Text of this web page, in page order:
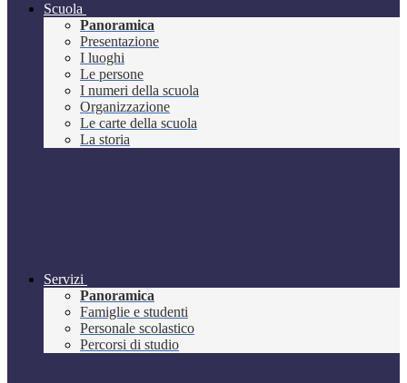
Scuola
Panoramica
Presentazione
I luoghi
Le persone
I numeri della scuola
Organizzazione
Le carte della scuola
La storia
Servizi
Panoramica
Famiglie e studenti
Personale scolastico
Percorsi di studio